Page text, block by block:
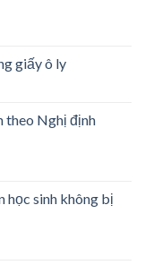
giấy ô ly
theo Nghị định
học sinh không bị